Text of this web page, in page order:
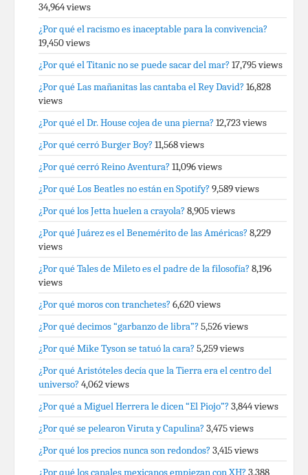
34,964 views
¿Por qué el racismo es inaceptable para la convivencia?
19,450 views
¿Por qué el Titanic no se puede sacar del mar? 17,795 views
¿Por qué Las mañanitas las cantaba el Rey David? 16,828
views
¿Por qué el Dr. House cojea de una pierna? 12,723 views
¿Por qué cerró Burger Boy? 11,568 views
¿Por qué cerró Reino Aventura? 11,096 views
¿Por qué Los Beatles no están en Spotify? 9,589 views
¿Por qué los Jetta huelen a crayola? 8,905 views
¿Por qué Juárez es el Benemérito de las Américas? 8,229
views
¿Por qué Tales de Mileto es el padre de la filosofía? 8,196
views
¿Por qué moros con tranchetes? 6,620 views
¿Por qué decimos “garbanzo de libra”? 5,526 views
¿Por qué Mike Tyson se tatuó la cara? 5,259 views
¿Por qué Aristóteles decía que la Tierra era el centro del
universo? 4,062 views
¿Por qué a Miguel Herrera le dicen “El Piojo”? 3,844 views
¿Por qué se pelearon Viruta y Capulina? 3,475 views
¿Por qué los precios nunca son redondos? 3,415 views
¿Por qué los canales mexicanos empiezan con XH? 3,388